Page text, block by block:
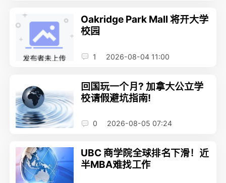
Oakridge Park Mall 将开大学
校园
1 2026-08-04 11:00
回国玩一个月? 加拿大公立学
校请假避坑指南!
0 2026-08-05 07:24
UBC 商学院全球排名下滑！近
半MBA难找工作